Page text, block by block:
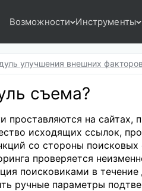
Возможности Инструменты
улучшения внешних факторов
съема?
проставляются на
исходящих ссылок,
со стороны
проверяется
поисковиками в
ручные параметры